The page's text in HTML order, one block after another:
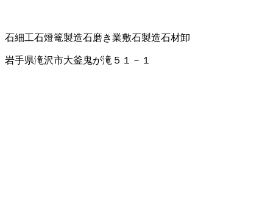
石細工石燈篭製造石磨き業敷石製造石材卸
岩手県滝沢市大釜鬼が滝５１－１